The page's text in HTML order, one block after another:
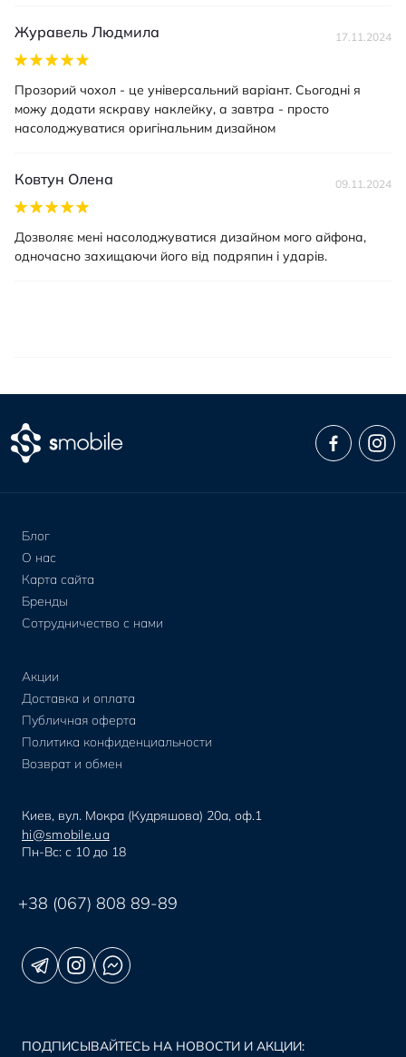
Журавель Людмила 17.11.2024
Прозорий чохол - це універсальний варіант. Сьогодні я
можу додати яскраву наклейку, а завтра - просто
насолоджуватися оригінальним дизайном
Ковтун Олена 09.11.2024
Дозволяє мені насолоджуватися дизайном мого айфона,
одночасно захищаючи його від подряпин і ударів.
Блог
О нас
Карта сайта
Бренды
Сотрудничество с нами
Акции
Доставка и оплата
Публичная оферта
Политика конфиденциальности
Возврат и обмен
Киев, вул. Мокра (Кудряшова) 20а, оф.1
hi@smobile.ua
Пн-Вс: с 10 до 18
+38 (067) 808 89-89
ПОДПИСЫВАЙТЕСЬ НА НОВОСТИ И АКЦИИ: